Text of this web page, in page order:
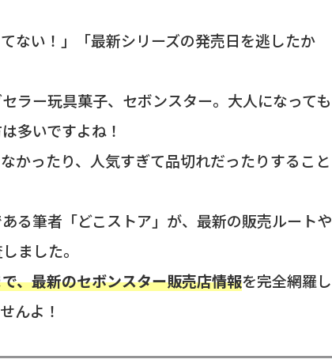
ない！」「最新シリーズの発売日を逃したか
ラー玩具菓子、セボンスター。大人になっても
多いですよね！
かったり、人気すぎて品切れだったりすること
る筆者「どこストア」が、最新の販売ルートや
ました。
、最新のセボンスター販売店情報を完全網羅し
んよ！